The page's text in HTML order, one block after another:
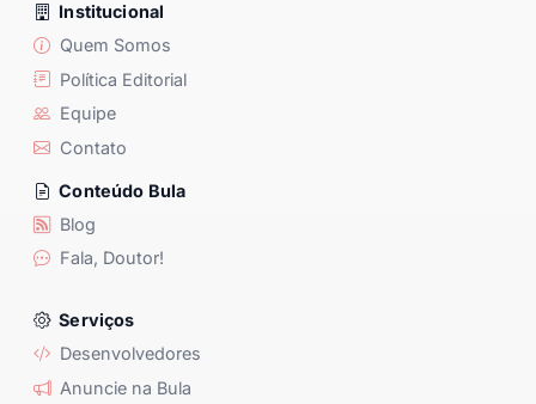
Institucional
Quem Somos
Política Editorial
Equipe
Contato
Conteúdo Bula
Blog
Fala, Doutor!
Serviços
Desenvolvedores
Anuncie na Bula